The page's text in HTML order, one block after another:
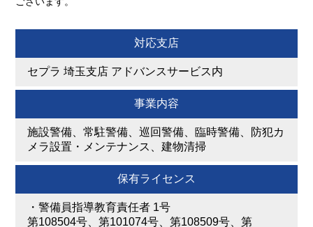
対応支店
セプラ 埼玉支店 アドバンスサービス内
事業内容
施設警備、常駐警備、巡回警備、臨時警備、防犯カ
メラ設置・メンテナンス、建物清掃
保有ライセンス
・ 警備員指導教育責任者 1号
第108504号、第101074号、第108509号、第